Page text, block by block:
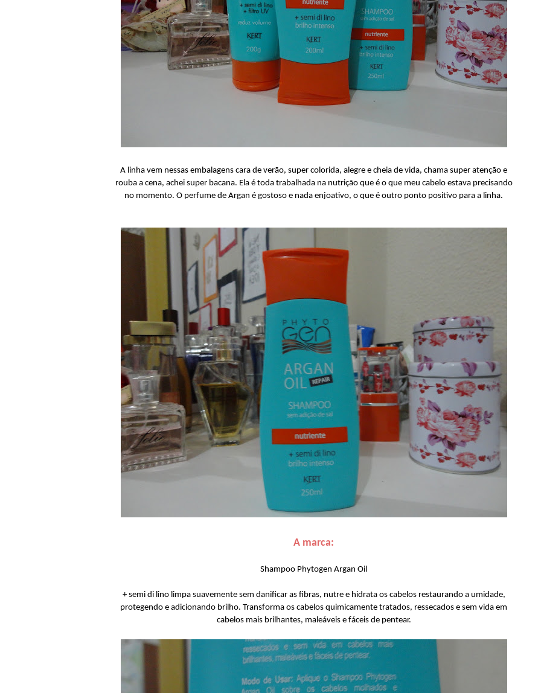
A linha vem nessas embalagens cara de verão, super colorida, alegre e cheia de vida, chama super atenção e
rouba a cena, achei super bacana. Ela é toda trabalhada na nutrição que é o que meu cabelo estava precisando
no momento. O perfume de Argan é gostoso e nada enjoativo, o que é outro ponto positivo para a linha.
A marca:
Shampoo Phytogen Argan Oil
+ semi di lino limpa suavemente sem danificar as fibras, nutre e hidrata os cabelos restaurando a umidade,
protegendo e adicionando brilho. Transforma os cabelos quimicamente tratados, ressecados e sem vida em
cabelos mais brilhantes, maleáveis e fáceis de pentear.